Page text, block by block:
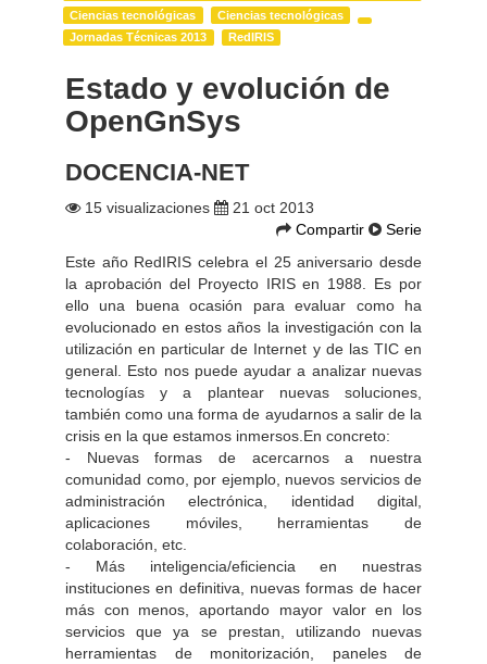
Ciencias tecnológicas
Ciencias tecnológicas
Jornadas Técnicas 2013
RedIRIS
Estado y evolución de
OpenGnSys
DOCENCIA-NET
15 visualizaciones
21 oct 2013
Compartir
Serie
Este año RedIRIS celebra el 25 aniversario desde
la aprobación del Proyecto IRIS en 1988. Es por
ello una buena ocasión para evaluar como ha
evolucionado en estos años la investigación con la
utilización en particular de Internet y de las TIC en
general. Esto nos puede ayudar a analizar nuevas
tecnologías y a plantear nuevas soluciones,
también como una forma de ayudarnos a salir de la
crisis en la que estamos inmersos.En concreto:
- Nuevas formas de acercarnos a nuestra
comunidad como, por ejemplo, nuevos servicios de
administración electrónica, identidad digital,
aplicaciones móviles, herramientas de
colaboración, etc.
- Más inteligencia/eficiencia en nuestras
instituciones en definitiva, nuevas formas de hacer
más con menos, aportando mayor valor en los
servicios que ya se prestan, utilizando nuevas
herramientas de monitorización, paneles de